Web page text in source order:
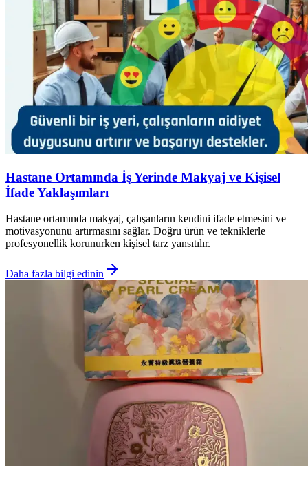
Hastane Ortamında İş Yerinde Makyaj ve Kişisel
İfade Yaklaşımları
Hastane ortamında makyaj, çalışanların kendini ifade etmesini ve
motivasyonunu artırmasını sağlar. Doğru ürün ve tekniklerle
profesyonellik korunurken kişisel tarz yansıtılır.
Daha fazla bilgi edinin